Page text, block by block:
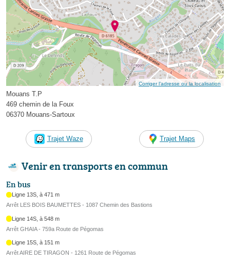
Corriger l’adresse ou la localisation
Mouans T.P
469 chemin de la Foux
06370 Mouans-Sartoux
Trajet Waze Trajet Maps
Venir en transports en commun
En bus
Ligne 13S, à 471 m
Arrêt LES BOIS BAUMETTES - 1087 Chemin des Bastions
Ligne 14S, à 548 m
Arrêt GHAIA - 759a Route de Pégomas
Ligne 15S, à 151 m
Arrêt AIRE DE TIRAGON - 1261 Route de Pégomas